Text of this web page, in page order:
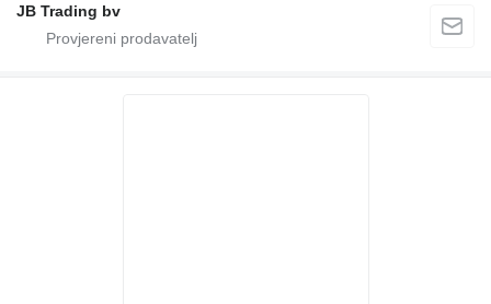
JB Trading bv